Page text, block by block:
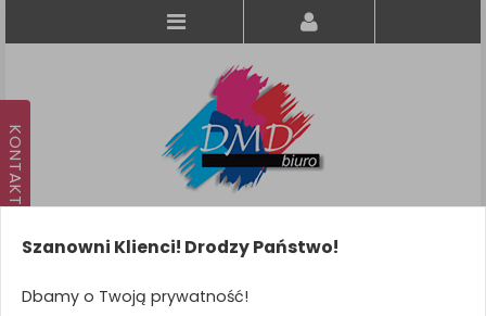
Szanowni Klienci! Drodzy Państwo!
Dbamy o Twoją prywatność!